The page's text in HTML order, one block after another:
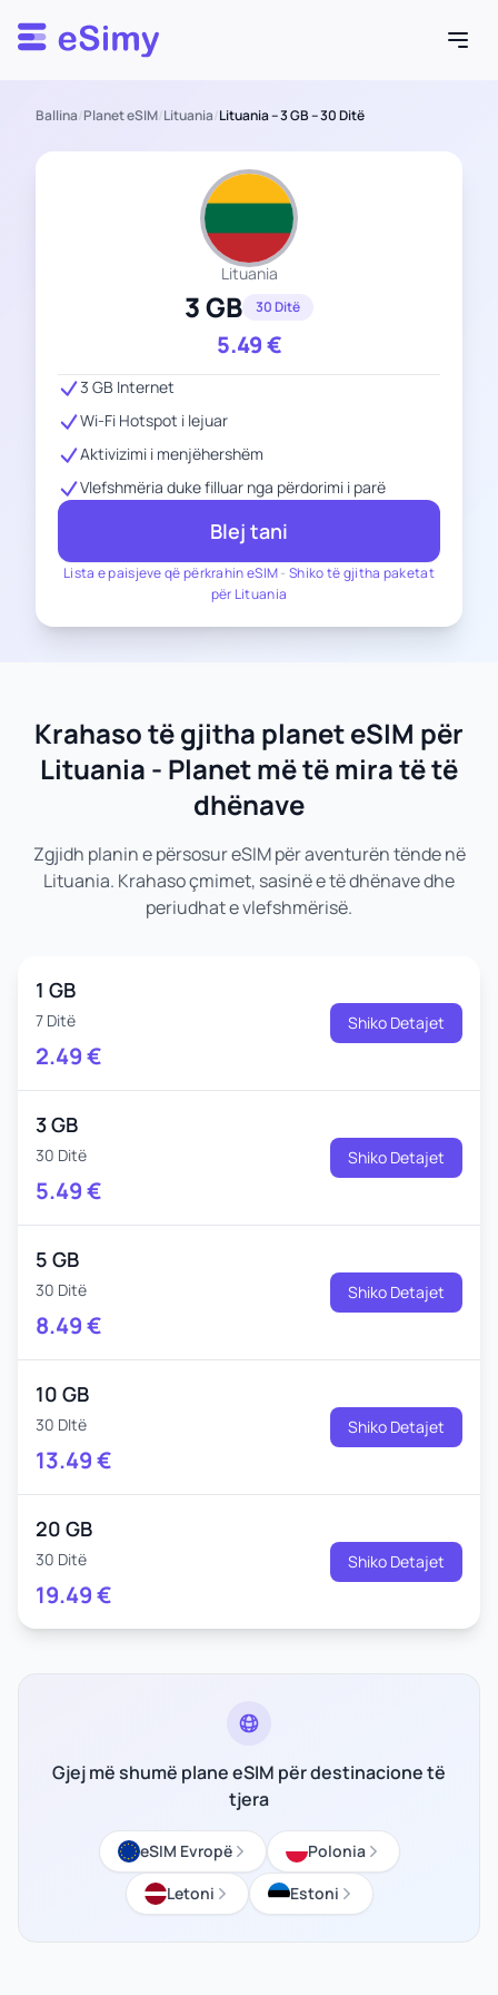
Esimy
Ballina/Planet eSIM/Lituania/Lituania – 3 GB – 30 Ditë
Lituania
3 GB 30 Ditë
5.49€
Lista e paisjeve që përkrahin eSIM-Shiko të gjitha paketat
për Lituania
3 GB Internet
Wi-Fi Hotspot i lejuar
Aktivizimi i menjëhershëm
Vlefshmëria duke filluar nga përdorimi i parë
Blej tani
Krahaso të gjitha planet eSIM për
Lituania - Planet më të mira të të
dhënave
Zgjidh planin e përsosur eSIM për aventurën tënde në
Lituania. Krahaso çmimet, sasinë e të dhënave dhe
periudhat e vlefshmërisë.
1 GB
7 Ditë
2.49€
Shiko Detajet
3 GB
30 Ditë
5.49€
Shiko Detajet
5 GB
30 Ditë
8.49€
Shiko Detajet
10 GB
30 DItë
13.49€
Shiko Detajet
20 GB
30 Ditë
19.49€
Shiko Detajet
Gjej më shumë plane eSIM për destinacione të
tjera
eSIM Evropë
Polonia
Letoni
Estoni